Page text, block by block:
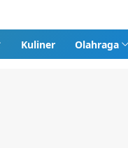
Kuliner Olahraga